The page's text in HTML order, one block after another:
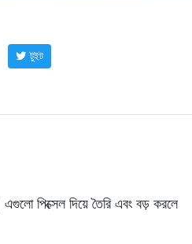
টুইট
পিক্সেল দিয়ে তৈরি এবং বড় করলে